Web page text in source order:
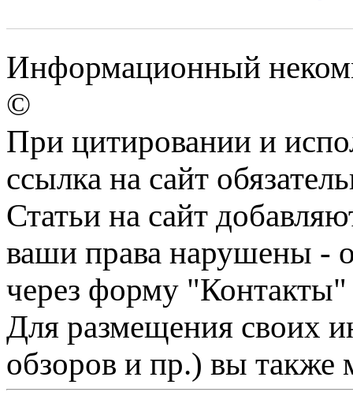
Информационный
©
При цитировании и
ссылка на сайт
Статьи на сайт
ваши права нарушены -
через форму "Контакты"
Для размещения своих
обзоров и пр.) вы также